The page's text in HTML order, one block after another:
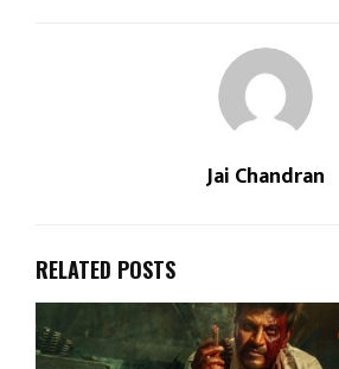
Jai Chandran
RELATED POSTS